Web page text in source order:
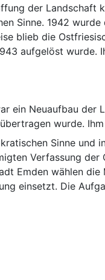
der
Sinne. 1942
blieb die
ein Neuaufbau
wurde.
Sinne und
Verfassung
Emden wählen
einsetzt. Die